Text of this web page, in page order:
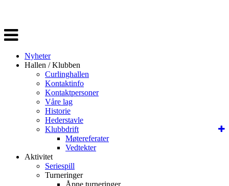
Veksle
navigasjon
Nyheter
Hallen / Klubben
Curlinghallen
Kontaktinfo
Kontaktpersoner
Våre lag
Historie
Hederstavle
Klubbdrift
Møtereferater
Vedtekter
Aktivitet
Seriespill
Turneringer
Åpne turneringer